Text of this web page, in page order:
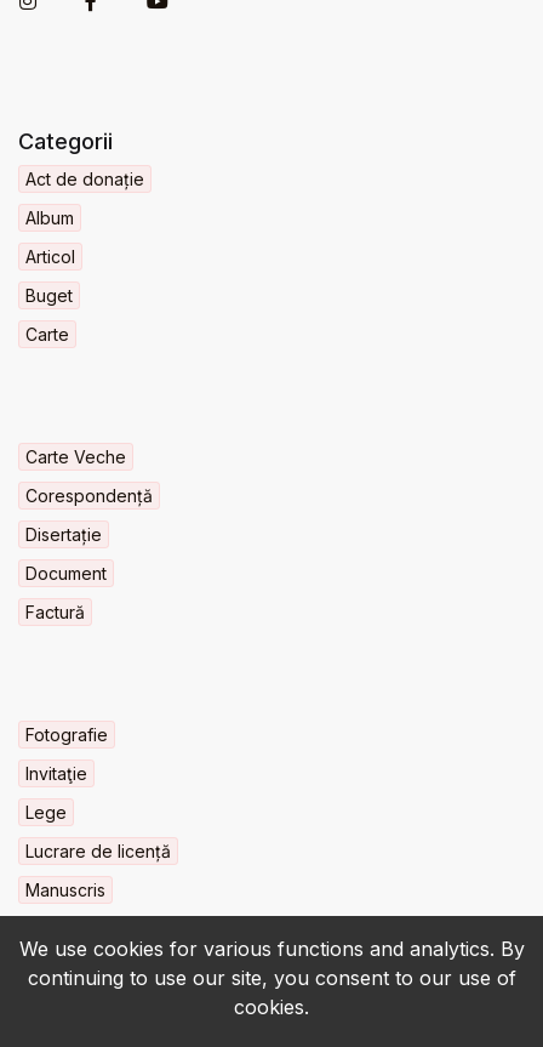
We use cookies for various functions and analytics. By
continuing to use our site, you consent to our use of
cookies.
Categorii
Act de donație
Album
Articol
Buget
Carte
Carte Veche
Corespondență
Disertație
Document
Factură
Fotografie
Invitaţie
Lege
Lucrare de licență
Manuscris